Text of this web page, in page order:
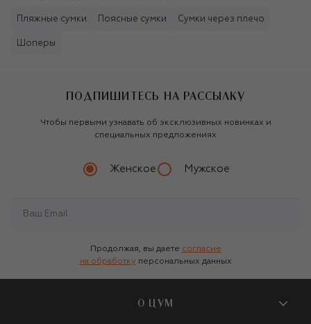
Пляжные сумки Поясные сумки Сумки через плечо
Шоперы
ПОДПИШИТЕСЬ НА РАССЫЛКУ
Чтобы первыми узнавать об эксклюзивных новинках и
специальных предложениях
Женское Мужское
Продолжая, вы даете согласие
на обработку персональных данных
О ЦУМ